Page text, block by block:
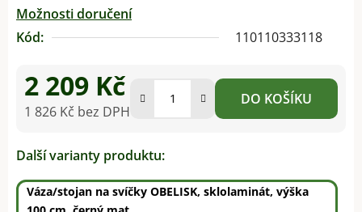
Možnosti doručení
Kód:
110110333118
2 209 Kč
1 826 Kč bez DPH
DO KOŠÍKU
Další varianty produktu:
Váza/stojan na svíčky OBELISK, sklolaminát, výška